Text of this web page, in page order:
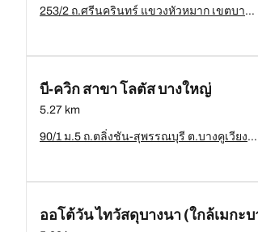
253/2 ถ.ศรีนครินทร์ แขวงหัวหมาก เขตบางกะปิ กรุงเทพมหานคร, กรุงเทพมหานคร - 10240
บี-ควิก สาขา โลตัส บางใหญ่
5.27 km
90/1 ม.5 ถ.ตลิ่งชัน-สุพรรณบุรี ต.บางคูเวียง อ.บางกรวย จ.นนทบุรี, นนทบุรี - 11130
ออโต้วัน ไทวัสดุบางนา (ใกล้เมกะบ